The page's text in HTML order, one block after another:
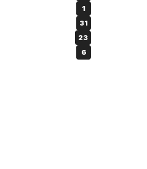
1
31
23
6